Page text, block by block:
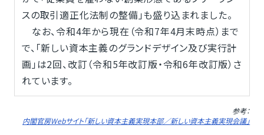
スの取引適正化法制の整備」も盛り込まれました。
なお、令和4年から現在（令和7年4月末時点）まで
で、「新しい資本主義のグランドデザイン及び実行計
画」は2回、改訂（令和5年改訂版・令和6年改訂版）さ
れています。
参考：
内閣官房Webサイト「新しい資本主義実現本部／新しい資本主義実現会議」